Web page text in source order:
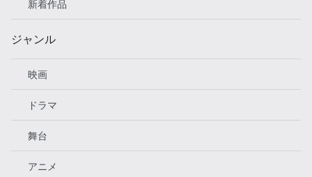
新着作品
ジャンル
映画
ドラマ
舞台
アニメ